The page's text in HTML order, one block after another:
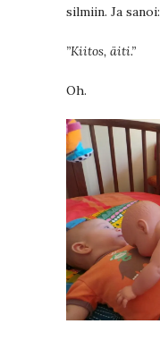
silmiin. Ja sanoi:
”Kiitos, äiti.”
Oh.